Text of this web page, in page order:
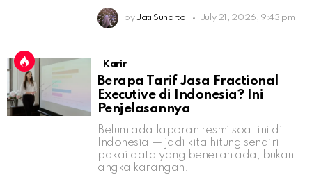
by Jati Sunarto July 21, 2026, 9:43 pm
Karir
Berapa Tarif Jasa Fractional
Executive di Indonesia? Ini
Penjelasannya
Belum ada laporan resmi soal ini di
Indonesia — jadi kita hitung sendiri
pakai data yang beneran ada, bukan
angka karangan.